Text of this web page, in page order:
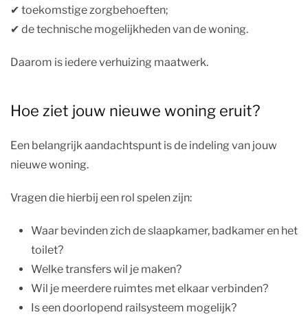
✔︎ toekomstige zorgbehoeften;
✔︎ de technische mogelijkheden van de woning.
Daarom is iedere verhuizing maatwerk.
Hoe ziet jouw nieuwe woning eruit?
Een belangrijk aandachtspunt is de indeling van jouw
nieuwe woning.
Vragen die hierbij een rol spelen zijn:
Waar bevinden zich de slaapkamer, badkamer en het
toilet?
Welke transfers wil je maken?
Wil je meerdere ruimtes met elkaar verbinden?
Is een doorlopend railsysteem mogelijk?